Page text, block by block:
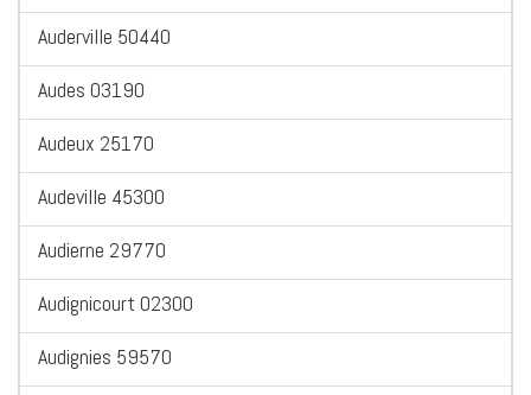
Auderville 50440
Audes 03190
Audeux 25170
Audeville 45300
Audierne 29770
Audignicourt 02300
Audignies 59570